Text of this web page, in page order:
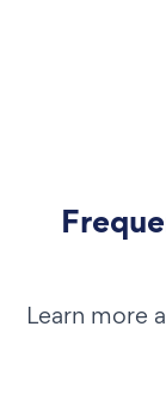
Learn more